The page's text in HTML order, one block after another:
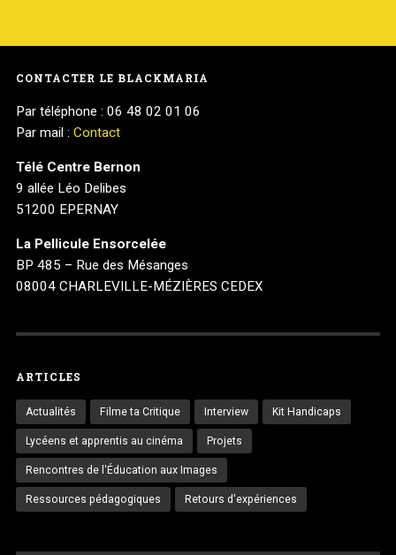
CONTACTER LE BLACKMARIA
Par téléphone : 06 48 02 01 06
Par mail : Contact
Télé Centre Bernon
9 allée Léo Delibes
51200 EPERNAY
La Pellicule Ensorcelée
BP 485 – Rue des Mésanges
08004 CHARLEVILLE-MÉZIÈRES CEDEX
ARTICLES
Actualités Filme ta Critique Interview Kit Handicaps
Lycéens et apprentis au cinéma Projets
Rencontres de l'Éducation aux Images
Ressources pédagogiques Retours d'expériences